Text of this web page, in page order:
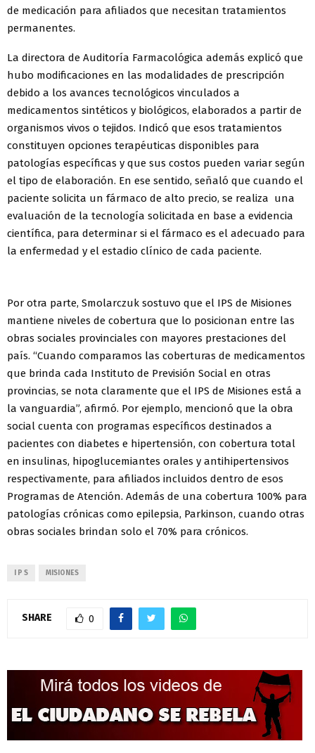
de medicación para afiliados que necesitan tratamientos
permanentes.
La directora de Auditoría Farmacológica además explicó que
hubo modificaciones en las modalidades de prescripción
debido a los avances tecnológicos vinculados a
medicamentos sintéticos y biológicos, elaborados a partir de
organismos vivos o tejidos. Indicó que esos tratamientos
constituyen opciones terapéuticas disponibles para
patologías específicas y que sus costos pueden variar según
el tipo de elaboración. En ese sentido, señaló que cuando el
paciente solicita un fármaco de alto precio, se realiza una
evaluación de la tecnología solicitada en base a evidencia
científica, para determinar si el fármaco es el adecuado para
la enfermedad y el estadio clínico de cada paciente.
Por otra parte, Smolarczuk sostuvo que el IPS de Misiones
mantiene niveles de cobertura que lo posicionan entre las
obras sociales provinciales con mayores prestaciones del
país. “Cuando comparamos las coberturas de medicamentos
que brinda cada Instituto de Previsión Social en otras
provincias, se nota claramente que el IPS de Misiones está a
la vanguardia”, afirmó. Por ejemplo, mencionó que la obra
social cuenta con programas específicos destinados a
pacientes con diabetes e hipertensión, con cobertura total
en insulinas, hipoglucemiantes orales y antihipertensivos
respectivamente, para afiliados incluidos dentro de esos
Programas de Atención. Además de una cobertura 100% para
patologías crónicas como epilepsia, Parkinson, cuando otras
obras sociales brindan solo el 70% para crónicos.
I P S MISIONES
SHARE 0